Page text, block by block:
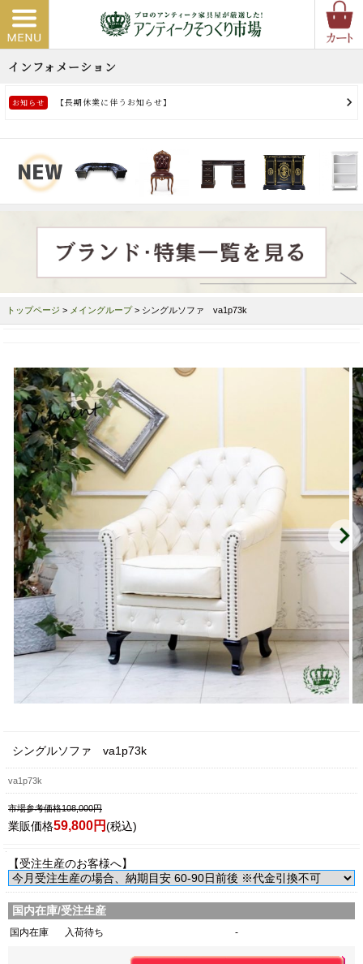
トップページ > メイングループ > シングルソファ va1p73k
シングルソファ va1p73k
va1p73k
市場参考価格108,000円
業販価格59,800円(税込)
【受注生産のお客様へ】
国内在庫/受注生産
国内在庫 入荷待ち -